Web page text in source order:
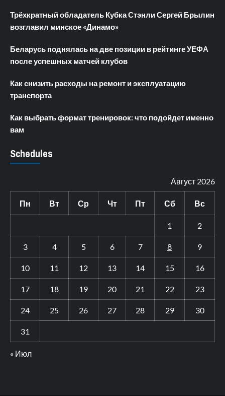
Трёхкратный обладатель Кубка Стэнли Сергей Брылин
возглавил минское «Динамо»
Беларусь поднялась на две позиции в рейтинге УЕФА
после успешных матчей клубов
Как снизить расходы на ремонт и эксплуатацию
транспорта
Как выбрать формат тренировок: что подойдет именно
вам
Schedules
Август 2026
Пн Вт Ср Чт Пт Сб Вс
1 2
3 4 5 6 7 8 9
10 11 12 13 14 15 16
17 18 19 20 21 22 23
24 25 26 27 28 29 30
31
« Июл